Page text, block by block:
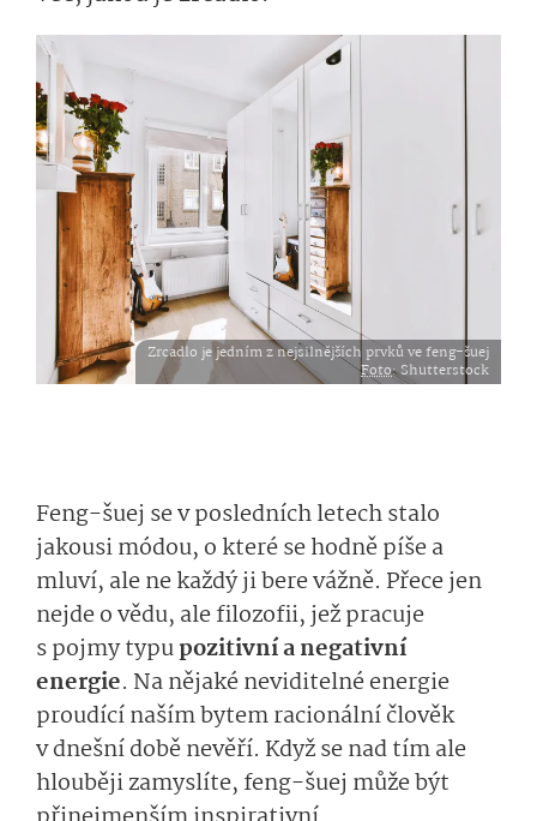
Zrcadlo je jedním z nejsilnějších prvků ve feng-šuej
Foto: Shutterstock
Feng-šuej se v posledních letech stalo
jakousi módou, o které se hodně píše a
mluví, ale ne každý ji bere vážně. Přece jen
nejde o vědu, ale filozofii, jež pracuje
s pojmy typupozitivní a negativní
energie. Na nějaké neviditelné energie
proudící naším bytem racionální člověk
v dnešní době nevěří. Když se nad tím ale
hlouběji zamyslíte, feng-šuej může být